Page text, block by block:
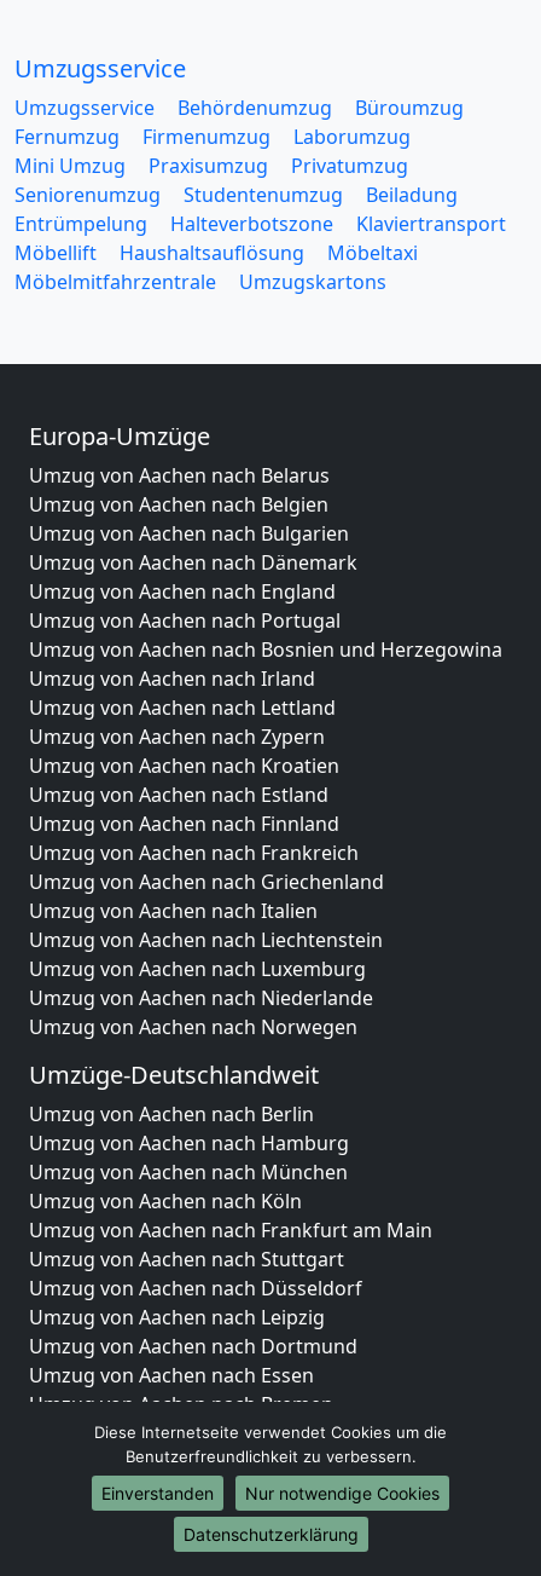
Umzugsservice
Umzugsservice Behördenumzug
Büroumzug
Fernumzug
Firmenumzug
Laborumzug
Mini Umzug
Praxisumzug
Privatumzug
Seniorenumzug
Studentenumzug
Beiladung
Entrümpelung
Halteverbotszone
Klaviertransport
Möbellift
Haushaltsauflösung
Möbeltaxi
Möbelmitfahrzentrale
Umzugskartons
Europa-Umzüge
Umzug von Aachen nach Belarus
Umzug von Aachen nach Belgien
Umzug von Aachen nach Bulgarien
Umzug von Aachen nach Dänemark
Umzug von Aachen nach England
Umzug von Aachen nach Portugal
Umzug von Aachen nach Bosnien und Herzegowina
Umzug von Aachen nach Irland
Umzug von Aachen nach Lettland
Umzug von Aachen nach Zypern
Umzug von Aachen nach Kroatien
Umzug von Aachen nach Estland
Umzug von Aachen nach Finnland
Umzug von Aachen nach Frankreich
Umzug von Aachen nach Griechenland
Umzug von Aachen nach Italien
Umzug von Aachen nach Liechtenstein
Umzug von Aachen nach Luxemburg
Umzug von Aachen nach Niederlande
Umzug von Aachen nach Norwegen
Umzüge-Deutschlandweit
Umzug von Aachen nach Berlin
Umzug von Aachen nach Hamburg
Umzug von Aachen nach München
Umzug von Aachen nach Köln
Umzug von Aachen nach Frankfurt am Main
Umzug von Aachen nach Stuttgart
Umzug von Aachen nach Düsseldorf
Umzug von Aachen nach Leipzig
Umzug von Aachen nach Dortmund
Umzug von Aachen nach Essen
Umzug von Aachen nach Bremen
Umzug von Aachen nach Dresden
Umzug von Aachen nach Hannover
Umzug von Aachen nach Nürnberg
Umzug von Aachen nach Duisburg
Umzug von Aachen nach Bochum
Diese Internetseite verwendet Cookies um die
Benutzerfreundlichkeit zu verbessern.
Einverstanden
Nur notwendige Cookies
Datenschutzerklärung